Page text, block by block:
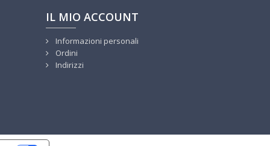
IL MIO ACCOUNT
Informazioni personali
Ordini
Indirizzi